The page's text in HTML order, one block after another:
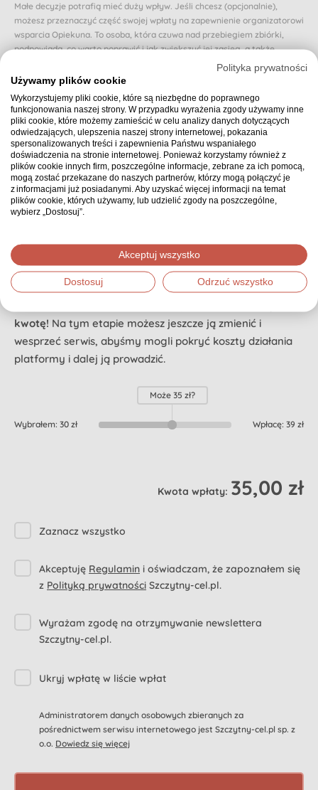
Małe decyzje potrafią mieć duży wpływ. Jeśli chcesz (opcjonalnie),
możesz przeznaczyć część swojej wpłaty na zapewnienie organizatorowi
wsparcia Opiekuna. To osoba, która czuwa nad przebiegiem zbiórki,
podpowiada, co warto poprawić i jak zwiększyć jej zasięg, a także
Dzięki Opiekunowi organizator nie zostaje sam i otrzymuje realne
wsparcie na każdym etapie. Dzięki temu osoba, której dotyczy zbiórka,
może poczuć się naprawdę zaopiekowana.
Czy chcesz przeznaczyć proponowaną (domyślnie wybraną) część swojej
wpłaty na zapewnienie zbiórce Opiekuna? Jeśli nie, możesz wybrać inną
kwotę.
10 zł z mojej wpłaty zapewnia wsparcie Opiekuna
Wybrana kwota: 30,00 zł
kwotę! Na tym etapie możesz jeszcze ją zmienić i
wesprzeć serwis, abyśmy mogli pokryć koszty działania
platformy i dalej ją prowadzić.
Wybrałem: 30 zł
Może 35 zł?
Wpłacę: 39 zł
Kwota wpłaty: 35,00 zł
Zaznacz wszystko
Akceptuję Regulamin i oświadczam, że zapoznałem się
z Polityką prywatności Szczytny-cel.pl.
Wyrażam zgodę na otrzymywanie newslettera
Szczytny-cel.pl.
Ukryj wpłatę w liście wpłat
Administratorem danych osobowych zbieranych za
pośrednictwem serwisu internetowego jest Szczytny-cel.pl sp. z
o.o. Dowiedz się więcej
Polityka prywatności
Używamy plików cookie
Wykorzystujemy pliki cookie, które są niezbędne do poprawnego
funkcjonowania naszej strony. W przypadku wyrażenia zgody używamy inne
pliki cookie, które możemy zamieścić w celu analizy danych dotyczących
odwiedzających, ulepszenia naszej strony internetowej, pokazania
spersonalizowanych treści i zapewnienia Państwu wspaniałego
doświadczenia na stronie internetowej. Ponieważ korzystamy również z
plików cookie innych firm, poszczególne informacje, zebrane za ich pomocą,
mogą zostać przekazane do naszych partnerów, którzy mogą połączyć je
z informacjami już posiadanymi. Aby uzyskać więcej informacji na temat
plików cookie, których używamy, lub udzielić zgody na poszczególne,
wybierz „Dostosuj”.
Akceptuj wszystko
Dostosuj Odrzuć wszystko